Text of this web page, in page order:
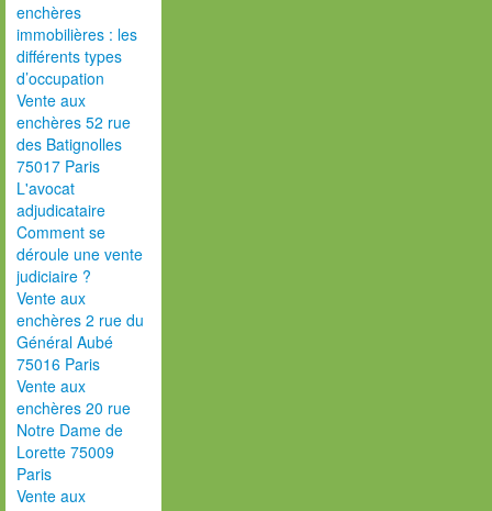
enchères
immobilières : les
différents types
d’occupation
Vente aux
enchères 52 rue
des Batignolles
75017 Paris
L'avocat
adjudicataire
Comment se
déroule une vente
judiciaire ?
Vente aux
enchères 2 rue du
Général Aubé
75016 Paris
Vente aux
enchères 20 rue
Notre Dame de
Lorette 75009
Paris
Vente aux